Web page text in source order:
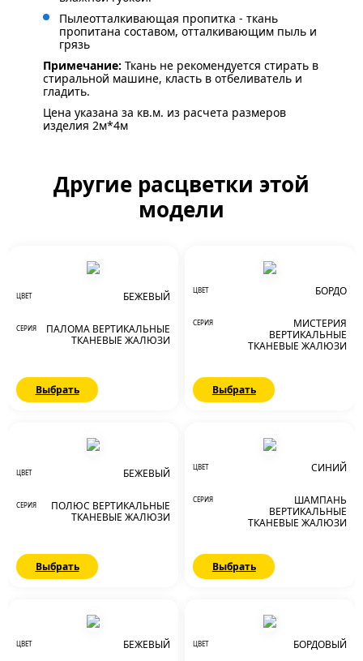
Пылеотталкивающая пропитка - ткань
пропитана составом, отталкивающим пыль и
грязь
Примечание: Ткань не рекомендуется стирать в
стиральной машине, класть в отбеливатель и
гладить.
Цена указана за кв.м. из расчета размеров
изделия 2м*4м
Другие расцветки этой
модели
ЦВЕТ БЕЖЕВЫЙ
СЕРИЯ
ПАЛОМА ВЕРТИКАЛЬНЫЕ
ТКАНЕВЫЕ ЖАЛЮЗИ
Выбрать
ЦВЕТ БОРДО
СЕРИЯ
МИСТЕРИЯ
ВЕРТИКАЛЬНЫЕ
ТКАНЕВЫЕ ЖАЛЮЗИ
Выбрать
ЦВЕТ БЕЖЕВЫЙ
СЕРИЯ
ПОЛЮС ВЕРТИКАЛЬНЫЕ
ТКАНЕВЫЕ ЖАЛЮЗИ
Выбрать
ЦВЕТ СИНИЙ
СЕРИЯ
ШАМПАНЬ
ВЕРТИКАЛЬНЫЕ
ТКАНЕВЫЕ ЖАЛЮЗИ
Выбрать
ЦВЕТ БЕЖЕВЫЙ ЦВЕТ БОРДОВЫЙ